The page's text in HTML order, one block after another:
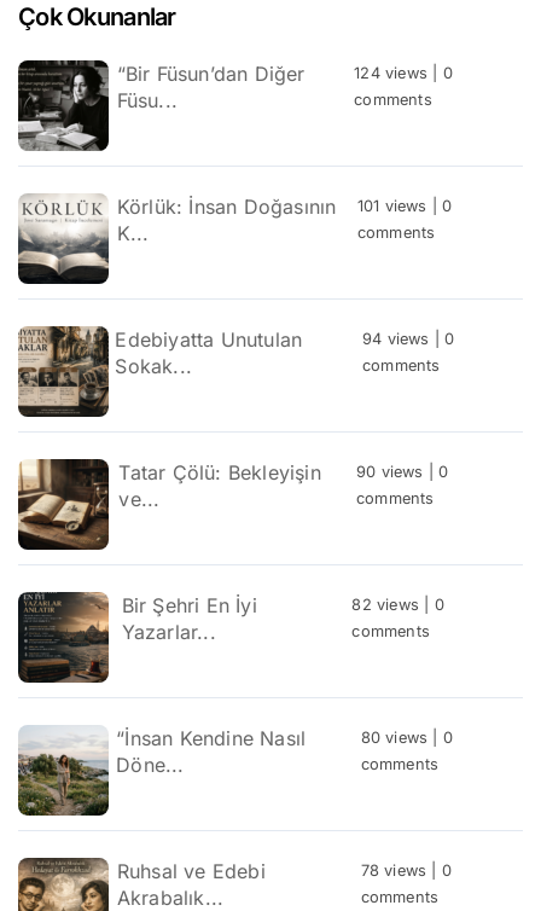
Çok Okunanlar
“Bir Füsun’dan Diğer
Füsu...
124 views
0
comments
Körlük: İnsan Doğasının
K...
101 views |0
comments
Edebiyatta Unutulan
Sokak...
94 views |0
comments
Tatar Çölü: Bekleyişin
ve...
90 views |0
comments
Bir Şehri En İyi
Yazarlar...
82 views
0
comments
“İnsan Kendine Nasıl
Döne...
80 views
0
comments
Ruhsal ve Edebi
Akrabalık...
78 views
0
comments